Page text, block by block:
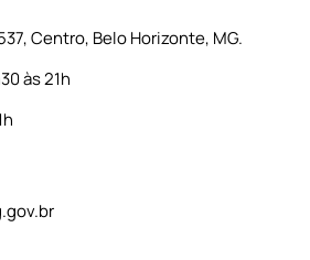
Centro, Belo Horizonte, MG.
às 21h